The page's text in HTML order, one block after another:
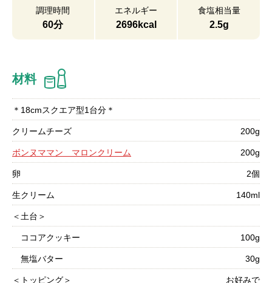
調理時間
60分
エネルギー
2696kcal
食塩相当量
2.5g
材料
＊18cmスクエア型1台分＊
クリームチーズ 200g
ボンヌママン マロンクリーム 200g
卵 2個
生クリーム 140ml
＜土台＞
ココアクッキー 100g
無塩バター 30g
＜トッピング＞ お好みで